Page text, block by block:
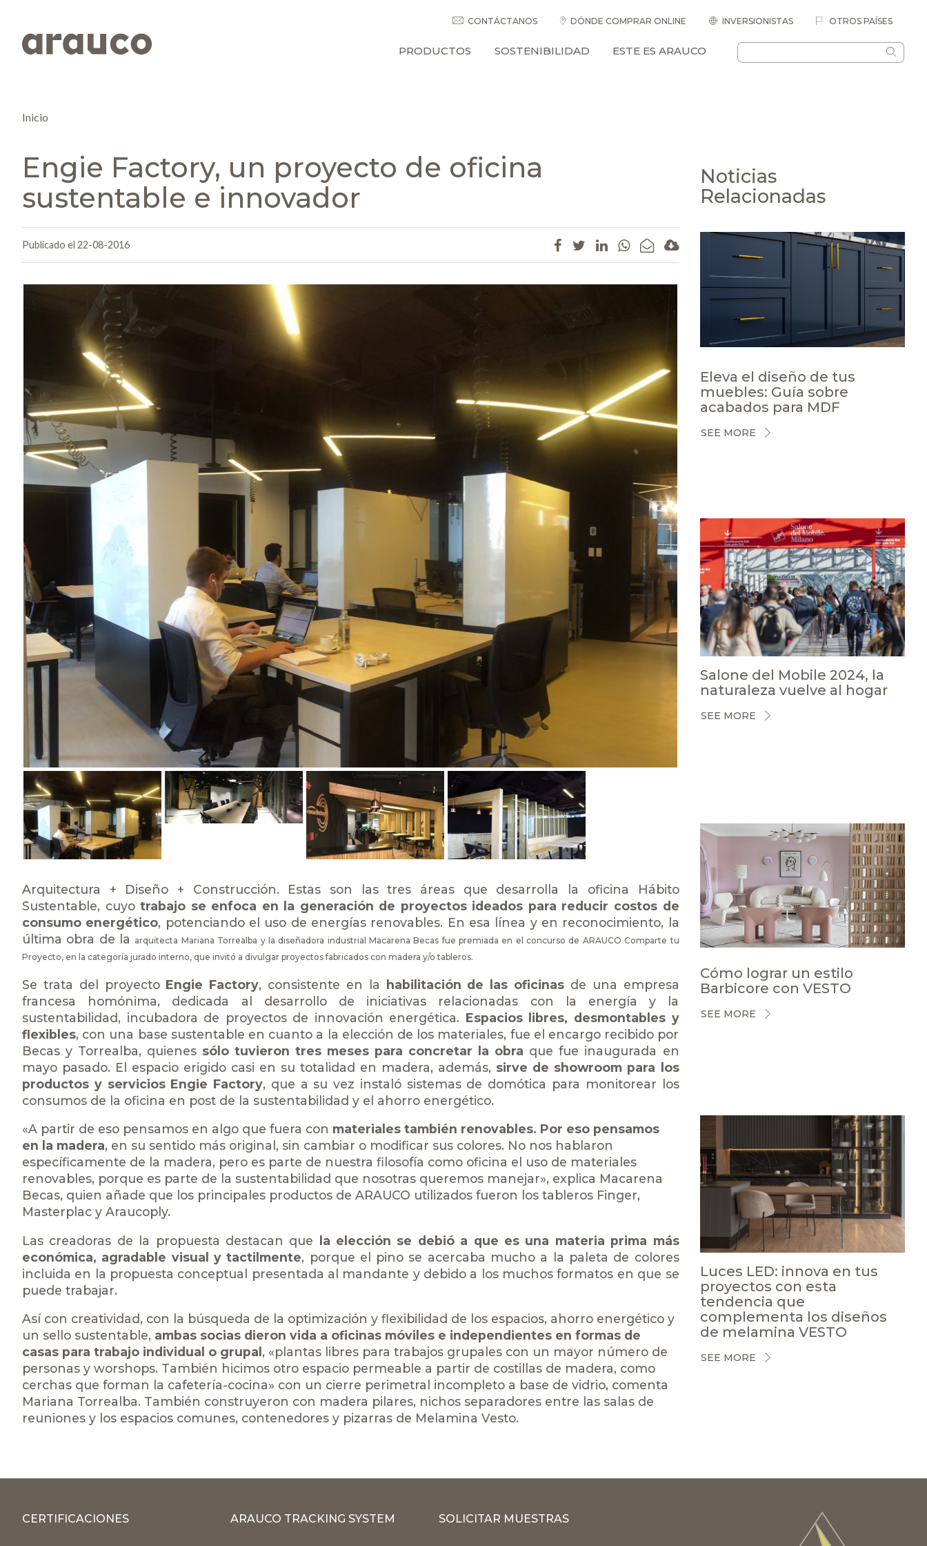
CONTÁCTANOS DÓNDE COMPRAR ONLINE INVERSIONISTAS OTROS PAÍSES
PRODUCTOS SOSTENIBILIDAD ESTE ES ARAUCO
Inicio
Engie Factory, un proyecto de oficina
sustentable e innovador
Publicado el 22-08-2016
Arquitectura + Diseño + Construcción. Estas son las tres áreas que desarrolla la oficina
Hábito
Sustentable, cuyotrabajo se enfoca en la generación de proyectos ideados para reducir costos de
consumo energético, potenciando el uso de energías renovables. En esa línea y en reconocimiento, la
última obra de la arquitecta Mariana Torrealba y la diseñadora industrial Macarena Becas fue premiada en el concurso de ARAUCOComparte tu
Proyecto, en la categoría jurado interno, que invitó a divulgar proyectos fabricados con madera y/o tableros.
Se trata del proyecto Engie Factory, consistente en la habilitación de las oficinas de una empresa
francesa homónima, dedicada al desarrollo de iniciativas relacionadas con la energía y la
sustentabilidad, incubadora de proyectos de innovación energética. Espacios libres, desmontables y
flexibles, con una base sustentable en cuanto a la elección de los materiales, fue el encargo recibido por
Becas y Torrealba, quienes sólo tuvieron tres meses para concretar la obra que fue inaugurada en
mayo pasado. El espacio erigido casi en su totalidad en madera, además, sirve de showroom para los
productos y servicios Engie Factory, que a su vez instaló sistemas de domótica para monitorear los
consumos de la oficina en post de la sustentabilidad y el ahorro energético.
«A partir de eso pensamos en algo que fuera con materiales también renovables. Por eso pensamos
en la madera, en su sentido más original, sin cambiar o modificar sus colores. No nos hablaron
específicamente de la madera, pero es parte de nuestra filosofía como oficina el uso de materiales
renovables, porque es parte de la sustentabilidad que nosotras queremos manejar», explica Macarena
Becas, quien añade que los principales productos de ARAUCO utilizados fueron los tableros Finger,
Masterplac y Araucoply.
Las creadoras de la propuesta destacan que la elección se debió a que es una materia prima más
económica, agradable visual y tactilmente, porque el pino se acercaba mucho a la paleta de colores
incluida en la propuesta conceptual presentada al mandante y debido a los muchos formatos en que se
puede trabajar.
Así con creatividad, con la búsqueda de la optimización y flexibilidad de los espacios, ahorro energético y
un sello sustentable, ambas socias dieron vida a oficinas móviles e independientes en formas de
casas para trabajo individual o grupal , «plantas libres para trabajos grupales con un mayor número de
personas y worshops. También hicimos otro espacio permeable a partir de costillas de madera, como
cerchas que forman la cafetería-cocina» con un cierre perimetral incompleto a base de vidrio, comenta
Mariana Torrealba. También construyeron con madera pilares, nichos separadores entre las salas de
reuniones y los espacios comunes, contenedores y pizarras de Melamina Vesto.
Noticias
Relacionadas
Eleva el diseño de tus
muebles: Guía sobre
acabados para MDF
SEE MORE
Salone del Mobile 2024, la
naturaleza vuelve al hogar
SEE MORE
Cómo lograr un estilo
Barbicore con VESTO
SEE MORE
Luces LED: innova en tus
proyectos con esta
tendencia que
complementa los diseños
de melamina VESTO
SEE MORE
CERTIFICACIONES ARAUCO TRACKING SYSTEM SOLICITAR MUESTRAS